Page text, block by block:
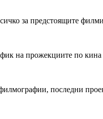
за предстоящите
на прожекциите по
последни